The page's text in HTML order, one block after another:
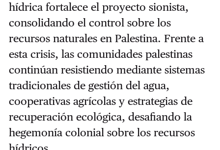
hídrica fortalece el proyecto sionista,
consolidando el control sobre los
recursos naturales en Palestina. Frente a
esta crisis, las comunidades palestinas
continúan resistiendo mediante sistemas
tradicionales de gestión del agua,
cooperativas agrícolas y estrategias de
recuperación ecológica, desafiando la
hegemonía colonial sobre los recursos